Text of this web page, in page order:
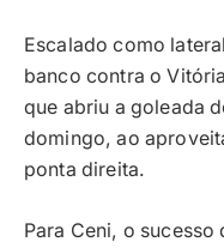
Escalado como
banco contra o
que abriu a goleada
domingo, ao
ponta direita.
Para Ceni, o